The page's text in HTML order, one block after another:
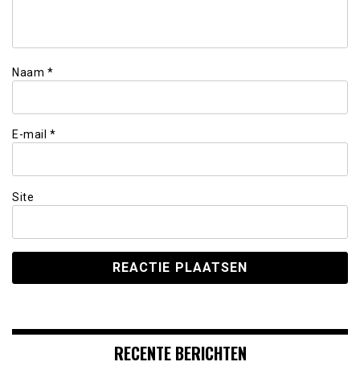
Naam *
E-mail *
Site
RECENTE BERICHTEN